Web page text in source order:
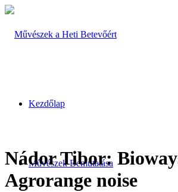
Kezdőlap
Művészek Bemutatása
Nádor Tibor:
Agrorange noise